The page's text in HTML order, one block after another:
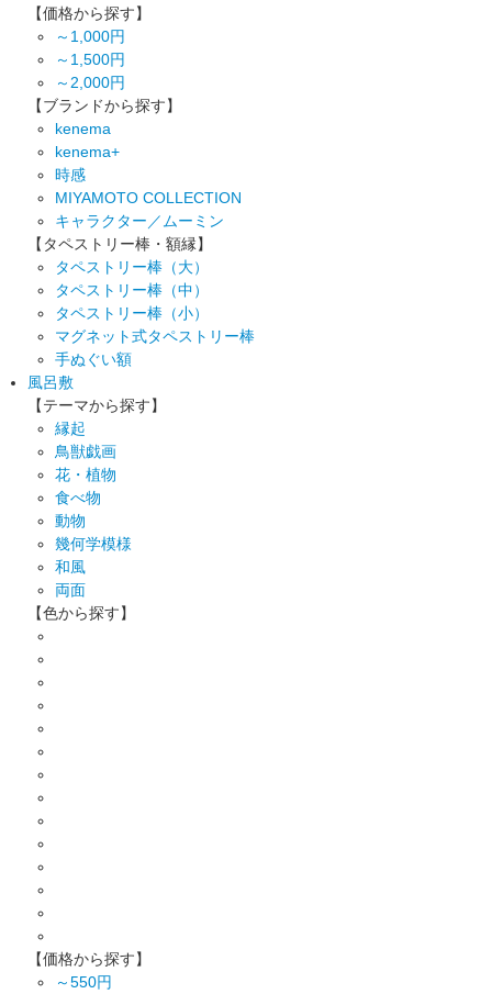
【価格から探す】
～1,000円
～1,500円
～2,000円
【ブランドから探す】
kenema
kenema+
時感
MIYAMOTO COLLECTION
キャラクター／ムーミン
【タペストリー棒・額縁】
タペストリー棒（大）
タペストリー棒（中）
タペストリー棒（小）
マグネット式タペストリー棒
手ぬぐい額
風呂敷
【テーマから探す】
縁起
鳥獣戯画
花・植物
食べ物
動物
幾何学模様
和風
両面
【色から探す】
【価格から探す】
～550円